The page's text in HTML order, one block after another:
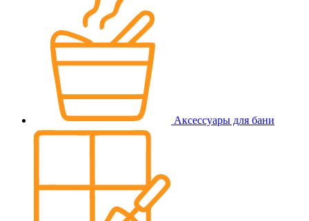
Аксессуары для бани